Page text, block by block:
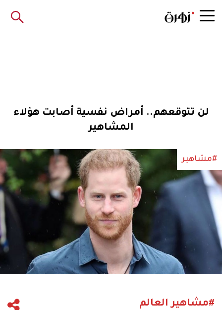
لن تتوقعهم.. أمراض نفسية أصابت هؤلاء
المشاهير
#مشاهير
#مشاهير العالم